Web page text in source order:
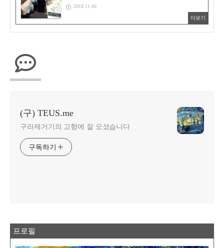
2018.11.06
더보기
(구) TEUS.me
구라제거기의 고향에 잘 오셨습니다
구독하기
프로필